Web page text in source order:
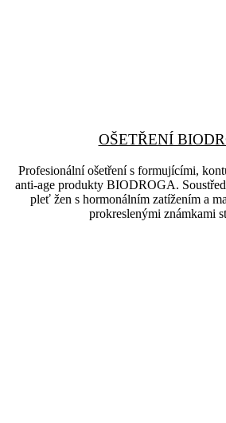
OŠETŘENÍ
Profesionální ošetření s formujícími,
anti-age produkty BIODROGA.
pleť žen s hormonálním zatížením a
prokreslenými známkami